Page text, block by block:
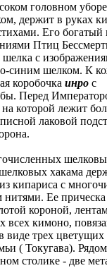
головном
держит в руках
Его богатый
Птиц
с
синим шелком. К
коробочка инро с
Перед
на которой лежит
лаковой
хакама
кипариса с
Ее прическа
короной,
всех кимоно,
виде трех цветущих
( Токугава).
столике - две